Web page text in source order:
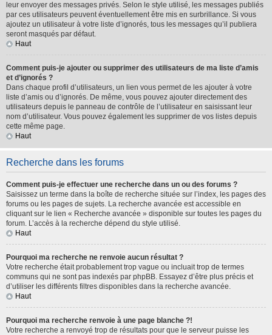
leur envoyer des messages privés. Selon le style utilisé, les messages publiés
par ces utilisateurs peuvent éventuellement être mis en surbrillance. Si vous
ajoutez un utilisateur à votre liste d’ignorés, tous les messages qu’il publiera
seront masqués par défaut.
Haut
Comment puis-je ajouter ou supprimer des utilisateurs de ma liste d’amis
et d’ignorés ?
Dans chaque profil d’utilisateurs, un lien vous permet de les ajouter à votre
liste d’amis ou d’ignorés. De même, vous pouvez ajouter directement des
utilisateurs depuis le panneau de contrôle de l’utilisateur en saisissant leur
nom d’utilisateur. Vous pouvez également les supprimer de vos listes depuis
cette même page.
Haut
Recherche dans les forums
Comment puis-je effectuer une recherche dans un ou des forums ?
Saisissez un terme dans la boîte de recherche située sur l’index, les pages des
forums ou les pages de sujets. La recherche avancée est accessible en
cliquant sur le lien « Recherche avancée » disponible sur toutes les pages du
forum. L’accès à la recherche dépend du style utilisé.
Haut
Pourquoi ma recherche ne renvoie aucun résultat ?
Votre recherche était probablement trop vague ou incluait trop de termes
communs qui ne sont pas indexés par phpBB. Essayez d’être plus précis et
d’utiliser les différents filtres disponibles dans la recherche avancée.
Haut
Pourquoi ma recherche renvoie à une page blanche ?!
Votre recherche a renvoyé trop de résultats pour que le serveur puisse les